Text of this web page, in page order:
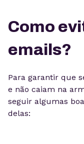
Como
emails?
Para garantir que
e não caiam na
seguir algumas
delas: